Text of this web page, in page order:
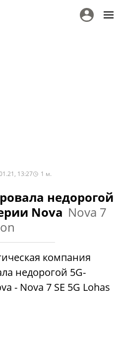
13:27 1 м.
недорогой
Nova Nova 7
компания
недорогой 5G-
- Nova 7 SE 5G Lohas